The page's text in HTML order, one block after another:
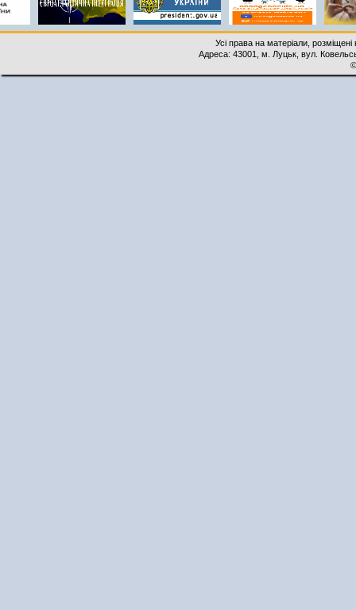
Усі права на матеріали,
Адреса: 43001, м. Луцьк, вул.